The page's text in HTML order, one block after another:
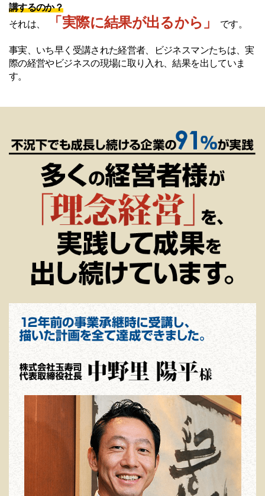
講するのか？
それは、
「実際に結果が出るから」 です。
事実、いち早く受講された経営者、ビジネスマンたちは、実
際の経営やビジネスの現場に取り入れ、結果を出していま
す。